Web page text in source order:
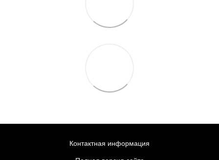
Контактная информация